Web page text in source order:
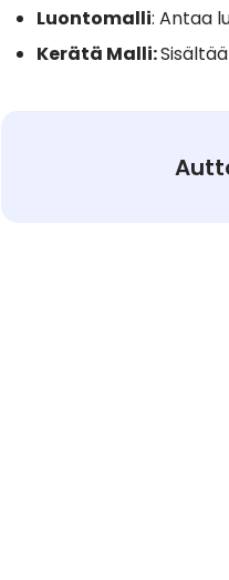
Luontomalli: Antaa
Kerätä Malli: